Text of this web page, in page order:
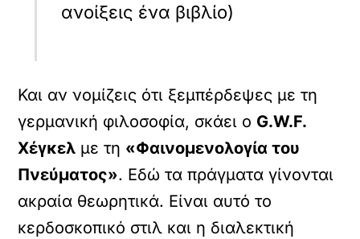
ανοίξεις ένα βιβλίο)
Και αν νομίζεις ότι ξεμπέρδεψες με τη
γερμανική φιλοσοφία, σκάει ο G.W.F.
Χέγκελ με τη «Φαινομενολογία του
Πνεύματος». Εδώ τα πράγματα γίνονται
ακραία θεωρητικά. Είναι αυτό το
κερδοσκοπικό στιλ και η διαλεκτική